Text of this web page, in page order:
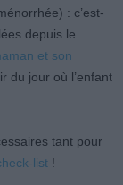
: c’est-
depuis le
et son
du jour où l’enfant
tant pour
list !